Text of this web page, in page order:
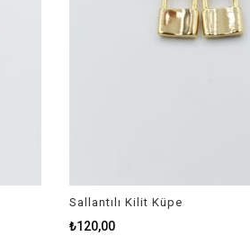
Sallantılı Kilit Küpe
₺120,00